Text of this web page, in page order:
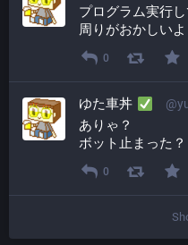
プログラム実行
周りがおかしい
0
ゆた車丼
ありゃ？
ボット止まった？
0